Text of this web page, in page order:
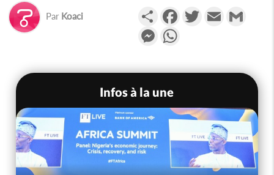
Par Koaci PartagerFacebookTwitterEmail
Messenger
Infos à la une